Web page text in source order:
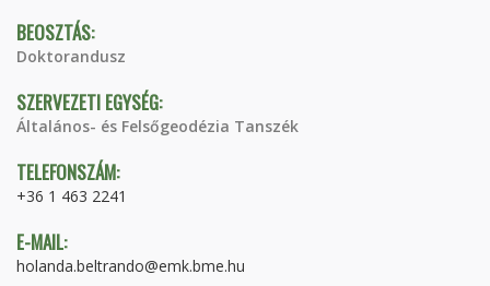
BEOSZTÁS:
Doktorandusz
SZERVEZETI EGYSÉG:
Általános- és Felsőgeodézia Tanszék
TELEFONSZÁM:
+36 1 463 2241
E-MAIL:
holanda.beltrando@emk.bme.hu